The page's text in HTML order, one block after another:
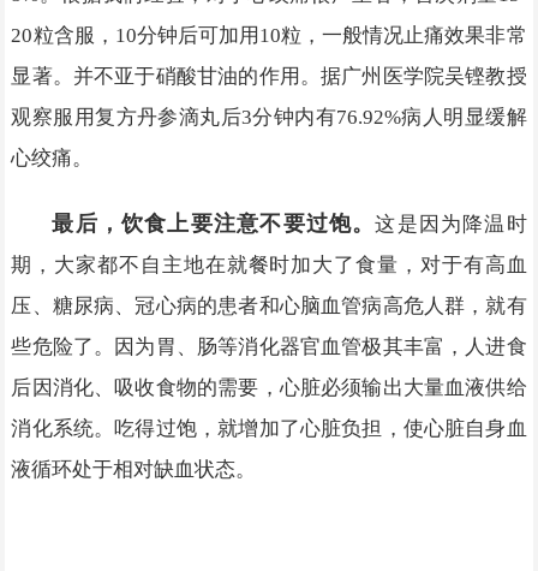
20粒含服，10分钟后可加用10粒，一般情况止痛效果非常
显著。并不亚于硝酸甘油的作用。据广州医学院吴铿教授
观察服用复方丹参滴丸后3分钟内有76.92%病人明显缓解
心绞痛。
最后，饮食上要注意不要过饱。这是因为降温时
期，大家都不自主地在就餐时加大了食量，对于有高血
压、糖尿病、冠心病的患者和心脑血管病高危人群，就有
些危险了。因为胃、肠等消化器官血管极其丰富，人进食
后因消化、吸收食物的需要，心脏必须输出大量血液供给
消化系统。吃得过饱，就增加了心脏负担，使心脏自身血
液循环处于相对缺血状态。